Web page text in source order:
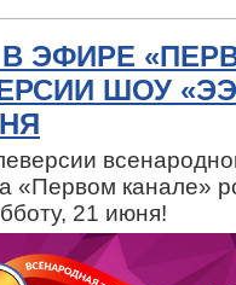
ЭФИРЕ
ШОУ
«Первом канале»
21 июня!